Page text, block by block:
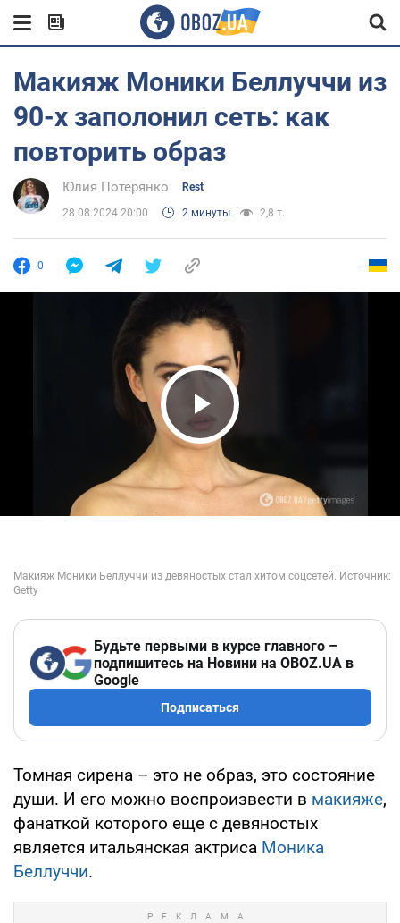
Макияж Моники Беллуччи из
90-х заполонил сеть: как
повторить образ
Юлия Потерянко Rest
28.08.2024 20:00 2 минуты 2,8 т.
0
Play Video
Будьте первыми в курсе главного –
подпишитесь на Новини на OBOZ.UA в
Google
Подписаться
Томная сирена – это не образ, это состояние
души. И его можно воспроизвести в макияже,
фанаткой которого еще с девяностых
является итальянская актриса Моника
Беллуччи.